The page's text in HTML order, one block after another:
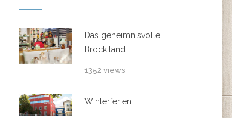
Das geheimnisvolle
Brockiland
1352 views
Winterferien